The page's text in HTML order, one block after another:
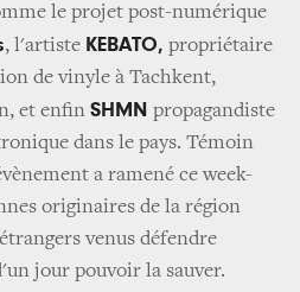
le projet post-numérique
, l'artiste KEBATO, propriétaire
de vinyle à Tachkent,
et enfin SHMN propagandiste
dans le pays. Témoin
a ramené ce week-
originaires de la région
venus défendre
jour pouvoir la sauver.